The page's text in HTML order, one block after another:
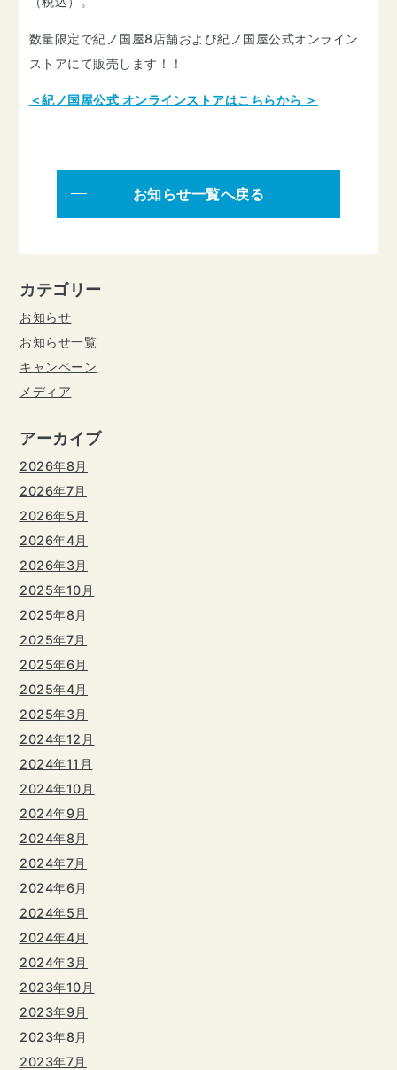
数量限定で紀ノ国屋8店舗および紀ノ国屋公式オンライン
ストアにて販売します！！
＜紀ノ国屋公式 オンラインストアはこちらから ＞
お知らせ一覧へ戻る
カテゴリー
お知らせ
お知らせ一覧
キャンペーン
メディア
アーカイブ
2026年8月
2026年7月
2026年5月
2026年4月
2026年3月
2025年10月
2025年8月
2025年7月
2025年6月
2025年4月
2025年3月
2024年12月
2024年11月
2024年10月
2024年9月
2024年8月
2024年7月
2024年6月
2024年5月
2024年4月
2024年3月
2023年10月
2023年9月
2023年8月
2023年7月